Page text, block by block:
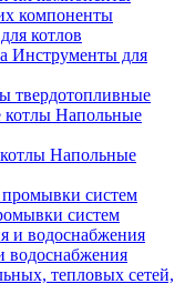
компоненты
котлов
Инструменты для
твердотопливные
Напольные
Напольные
систем
водоснабжения